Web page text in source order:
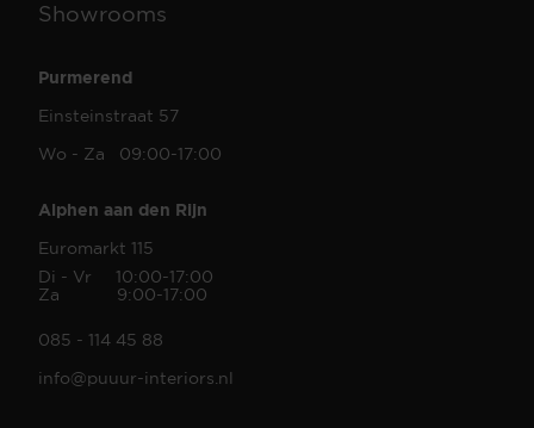
Showrooms
Purmerend
Einsteinstraat 57
Wo - Za 09:00-17:00
Alphen aan den Rijn
Euromarkt 115
Di - Vr 10:00-17:00
Za 9:00-17:00
085 - 114 45 88
info@puuur-interiors.nl